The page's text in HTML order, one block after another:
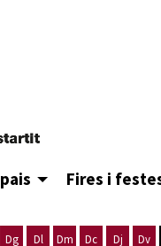
Fires i
Dg
Dl
Dm
Dc
Dj
Dv